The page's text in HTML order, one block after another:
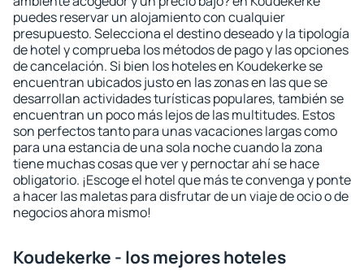
puedes reservar un alojamiento con cualquier
presupuesto. Selecciona el destino deseado y la tipología
de hotel y comprueba los métodos de pago y las opciones
de cancelación. Si bien los hoteles en Koudekerke se
encuentran ubicados justo en las zonas en las que se
desarrollan actividades turísticas populares, también se
encuentran un poco más lejos de las multitudes. Estos
son perfectos tanto para unas vacaciones largas como
para una estancia de una sola noche cuando la zona
tiene muchas cosas que ver y pernoctar ahí se hace
obligatorio. ¡Escoge el hotel que más te convenga y ponte
a hacer las maletas para disfrutar de un viaje de ocio o de
negocios ahora mismo!
Koudekerke - los mejores hoteles